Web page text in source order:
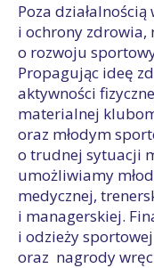
Poza
i ochrony zdrowia,
o rozwoju
Propagując ideę
aktywności
materialnej
oraz młodym
o trudnej sytuacji
umożliwiamy
medycznej,
i managerskiej.
i odzieży
oraz nagrody